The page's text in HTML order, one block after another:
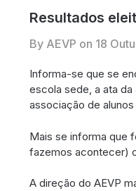
Resultados
By AEVP on 18
Informa-se que se
escola sede, a ata da
associação de alunos
Mais se informa que
fazemos acontecer)
A direção do AEVP